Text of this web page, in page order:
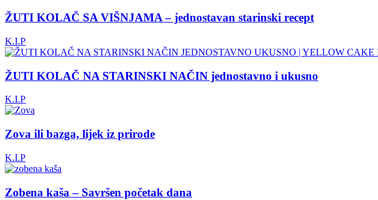
ŽUTI KOLAČ SA VIŠNJAMA – jednostavan starinski recept
K.I.P
ŽUTI KOLAČ NA STARINSKI NAČIN jednostavno i ukusno
K.I.P
Zova ili bazga, lijek iz prirode
K.I.P
Zobena kaša – Savršen početak dana